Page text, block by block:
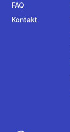
FAQ
Kontakt